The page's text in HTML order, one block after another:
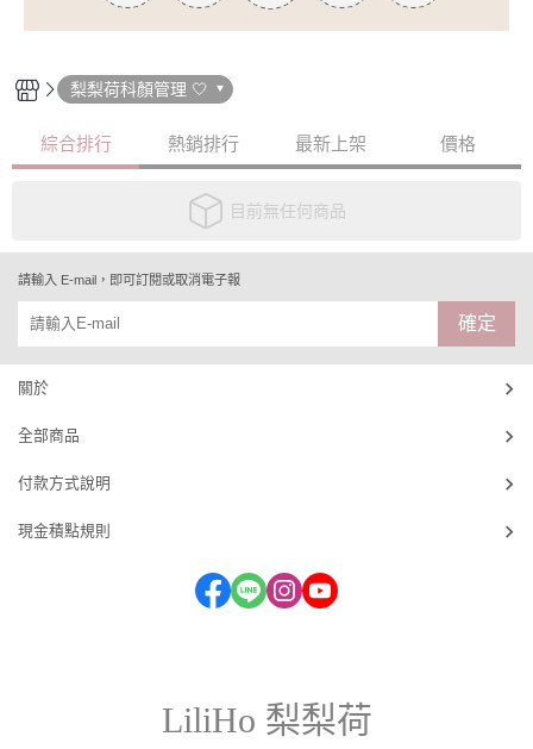
梨梨荷科顏管理 🤍
綜合排行 熱銷排行 最新上架 價格
目前無任何商品
LiliHo 梨梨荷
請輸入 E-mail，即可訂閱或取消電子報
確定
關於
全部商品
付款方式說明
現金積點規則